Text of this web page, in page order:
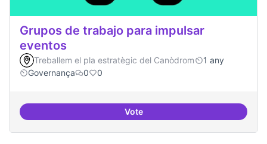
Grupos de trabajo para impulsar
eventos
Treballem el pla estratègic del Canòdrom
1 any
Governança
0 0
VoteGrupos de trabajo para impulsar